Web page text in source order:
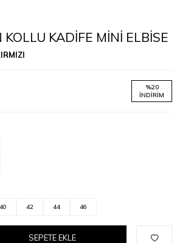
KADİFE MİNİ ELBİSE
%20
İNDIRIM
40 42 44 46
SEPETE EKLE